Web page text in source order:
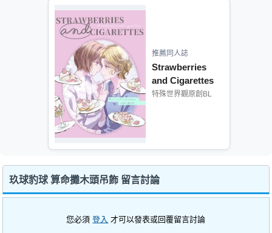
推薦同人誌
Strawberries
and Cigarettes
特殊世界觀原創BL
玖球豹球 算命攤木頭吊飾 留言討論
您必須登入 才可以發表或回覆留言討論